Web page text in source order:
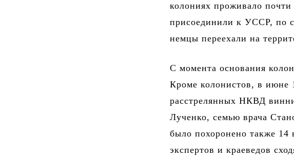
колониях проживало
присоединили к УССР, по
немцы переехали на
С момента основания
Кроме колонистов, в июне
расстрелянных НКВД
Лученко, семью врача
было похоронено также
экспертов и краеведов